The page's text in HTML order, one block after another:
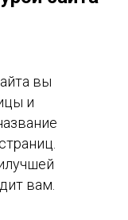
вы
и
вам.